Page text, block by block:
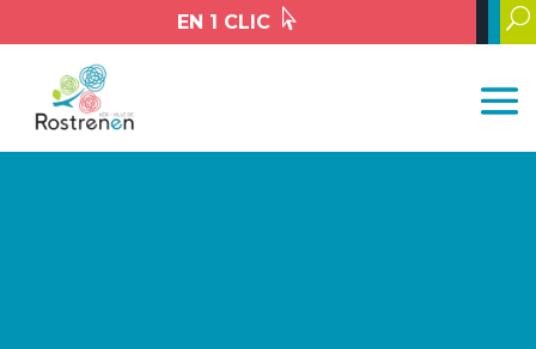
EN 1 CLIC  U